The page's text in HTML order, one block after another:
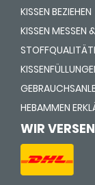
KISSEN BEZIEHEN
KISSEN MESSEN
HEBAMMEN
WIR